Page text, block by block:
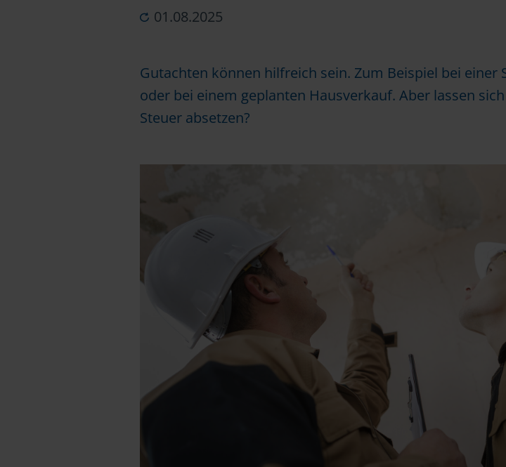
01.08.2025
Gutachten können hilfreich sein. Zum Beispiel bei einer
oder bei einem geplanten Hausverkauf. Aber lassen
Steuer absetzen?